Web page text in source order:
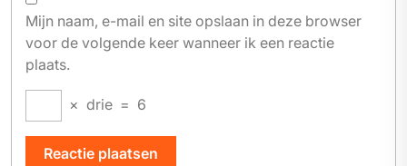
Mijn naam, e-mail en site opslaan in deze browser
voor de volgende keer wanneer ik een reactie
plaats.
× drie = 6